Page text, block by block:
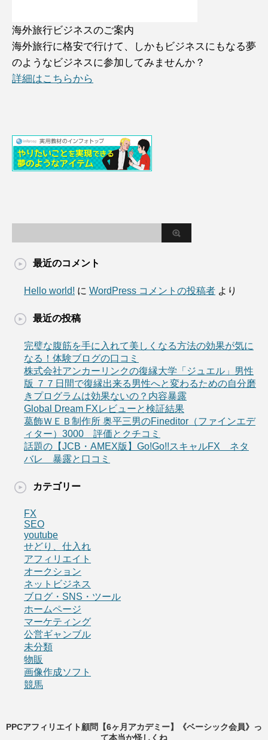
海外旅行ビジネスのご案内
海外旅行に格安で行けて、しかもビジネスにもなる夢
のようなビジネスに参加してみませんか？
詳細はこちらから
最近のコメント
Hello world! に WordPress コメントの投稿者 より
最近の投稿
完璧な腹筋を手に入れて美しくなる方法の効果が気に
なる！体験ブログの口コミ
株式会社アンカーリンクの復縁大学「ジュエル」男性
版 ７７日間で復縁出来る男性へと変わるための自分磨
きプログラムは効果ないの？内容暴露
Global Dream FXレビューと検証結果
葛飾ＷＥＢ制作所 奥平三男のFineditor（ファインエデ
ィター）3000 評価とクチコミ
話題の【JCB・AMEX版】Go!Go!!スキャルFX ネタ
バレ 暴露と口コミ
カテゴリー
FX
SEO
youtube
せどり、仕入れ
アフィリエイト
オークション
ネットビジネス
ブログ・SNS・ツール
ホームページ
マーケティング
公営ギャンブル
未分類
物販
画像作成ソフト
競馬
PPCアフィリエイト顧問【6ヶ月アカデミー】《ベーシック会員》っ
て本当か怪しくね